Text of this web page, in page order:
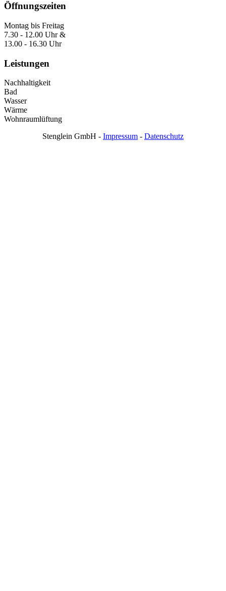
Öffnungszeiten
Montag bis Freitag
7.30 - 12.00 Uhr &
13.00 - 16.30 Uhr
Leistungen
Nachhaltigkeit
Bad
Wasser
Wärme
Wohnraumlüftung
Stenglein GmbH - Impressum - Datenschutz